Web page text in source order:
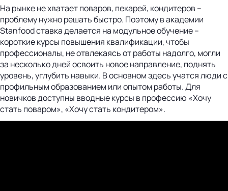
На рынке не хватает поваров, пекарей, кондитеров –
проблему нужно решать быстро. Поэтому в академии
Stanfood ставка делается на модульное обучение –
короткие курсы повышения квалификации, чтобы
профессионалы, не отвлекаясь от работы надолго, могли
за несколько дней освоить новое направление, поднять
уровень, углубить навыки. В основном здесь учатся люди с
профильным образованием или опытом работы. Для
новичков доступны вводные курсы в профессию «Хочу
стать поваром», «Хочу стать кондитером».